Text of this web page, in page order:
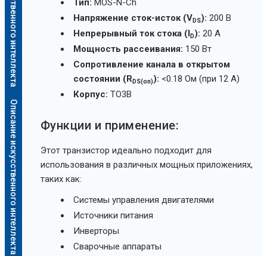
Описание искусственного интеллекта
Тип: MOS-N-Ch
Напряжение сток-исток (VDS): 200 В
Непрерывный ток стока (ID): 20 А
Мощность рассеивания: 150 Вт
Сопротивление канала в открытом
состоянии (RDS(on)): <0.18 Ом (при 12 А)
Корпус: TO3B
Функции и применение:
Этот транзистор идеально подходит для
использования в различных мощных приложениях,
таких как:
Системы управления двигателями
Источники питания
Инверторы
Сварочные аппараты